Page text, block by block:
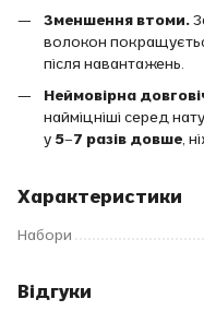
Зменшення втоми.
волокон
після навантажень.
Неймовірна
найміцніші серед
у 5–7 разів довше ,
Характеристики
Набори
Відгуки